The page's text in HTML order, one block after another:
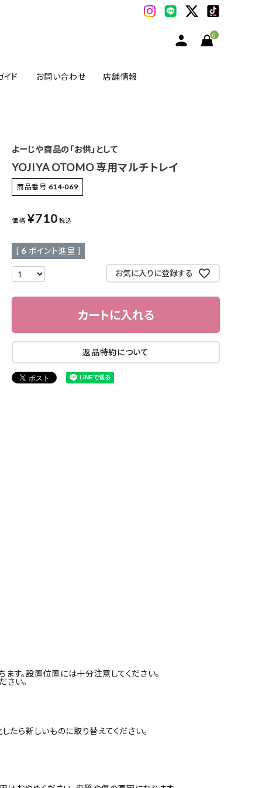
0
イド お問い合わせ 店舗情報
よーじや商品の「お供」として
YOJIYA OTOMO 専用マルチトレイ
商品番号 614-069
価格 ¥710 税込
[ 6 ポイント進呈 ]
お気に入りに登録する
カートに入れる
返品特約について
す。設置位置には十分注意してください。
さい。
たら新しいものに取り替えてください。